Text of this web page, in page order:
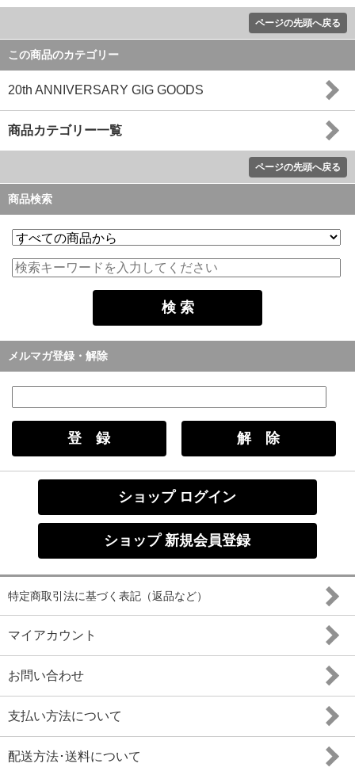
ページの先頭へ戻る
この商品のカテゴリー
20th ANNIVERSARY GIG GOODS
商品カテゴリー一覧
ページの先頭へ戻る
商品検索
メルマガ登録・解除
ショップ ログイン
ショップ 新規会員登録
特定商取引法に基づく表記（返品など）
マイアカウント
お問い合わせ
支払い方法について
配送方法･送料について